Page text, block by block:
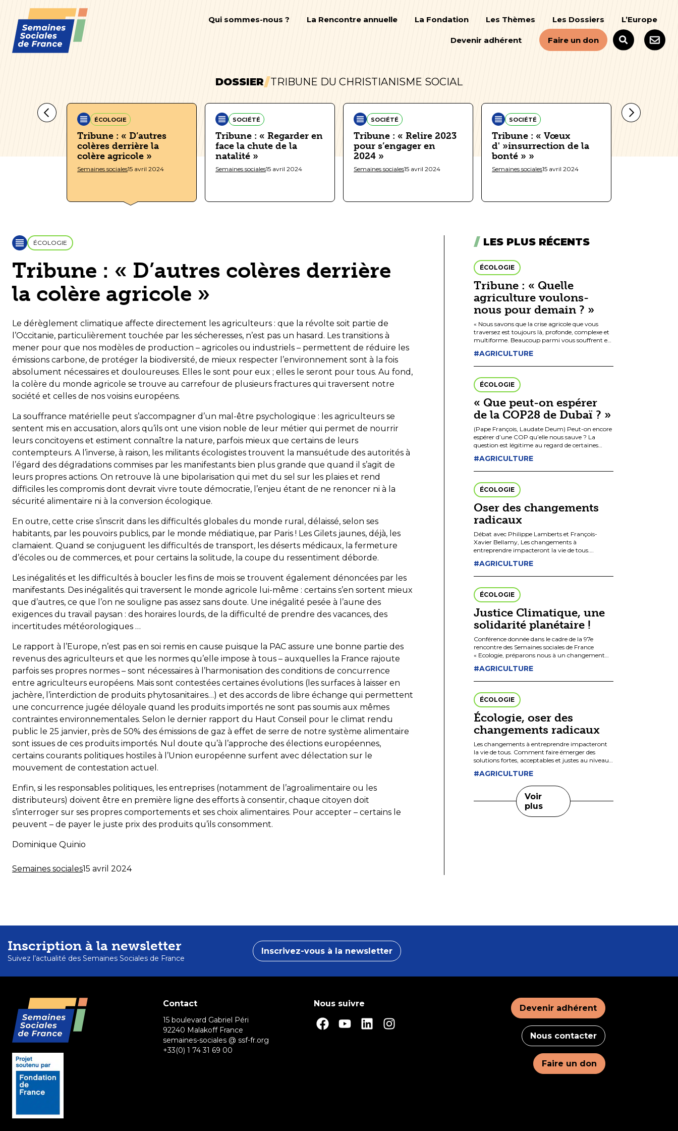
Qui sommes-nous ? La Rencontre annuelle La Fondation Les Thèmes Les Dossiers L’Europe
Devenir adhérent Faire un don
DOSSIER TRIBUNE DU CHRISTIANISME SOCIAL
? »
ÉCOLOGIE
Tribune : « D’autres
colères derrière la
colère agricole »
Semaines sociales15 avril 2024
SOCIÉTÉ
Tribune : « Regarder en
face la chute de la
natalité »
Semaines sociales15 avril 2024
SOCIÉTÉ
Tribune : « Relire 2023
pour s’engager en
2024 »
Semaines sociales15 avril 2024
SOCIÉTÉ
Tribune : « Vœux
d' »insurrection de la
bonté » »
Semaines sociales15 avril 2024
Semaines
ÉCOLOGIE
Tribune : « D’autres colères derrière
la colère agricole »
Le dérèglement climatique affecte directement les agriculteurs : que la révolte soit partie de
l’Occitanie, particulièrement touchée par les sécheresses, n’est pas un hasard. Les transitions à
mener pour que nos modèles de production – agricoles ou industriels – permettent de réduire les
émissions carbone, de protéger la biodiversité, de mieux respecter l’environnement sont à la fois
absolument nécessaires et douloureuses. Elles le sont pour eux ; elles le seront pour tous. Au fond,
la colère du monde agricole se trouve au carrefour de plusieurs fractures qui traversent notre
société et celles de nos voisins européens.
La souffrance matérielle peut s’accompagner d’un mal-être psychologique : les agriculteurs se
sentent mis en accusation, alors qu’ils ont une vision noble de leur métier qui permet de nourrir
leurs concitoyens et estiment connaître la nature, parfois mieux que certains de leurs
contempteurs. A l’inverse, à raison, les militants écologistes trouvent la mansuétude des autorités à
l’égard des dégradations commises par les manifestants bien plus grande que quand il s’agit de
leurs propres actions. On retrouve là une bipolarisation qui met du sel sur les plaies et rend
difficiles les compromis dont devrait vivre toute démocratie, l’enjeu étant de ne renoncer ni à la
sécurité alimentaire ni à la conversion écologique.
En outre, cette crise s’inscrit dans les difficultés globales du monde rural, délaissé, selon ses
habitants, par les pouvoirs publics, par le monde médiatique, par Paris ! Les Gilets jaunes, déjà, les
clamaient. Quand se conjuguent les difficultés de transport, les déserts médicaux, la fermeture
d’écoles ou de commerces, et pour certains la solitude, la coupe du ressentiment déborde.
Les inégalités et les difficultés à boucler les fins de mois se trouvent également dénoncées par les
manifestants. Des inégalités qui traversent le monde agricole lui-même : certains s’en sortent mieux
que d’autres, ce que l’on ne souligne pas assez sans doute. Une inégalité pesée à l’aune des
exigences du travail paysan : des horaires lourds, de la difficulté de prendre des vacances, des
incertitudes météorologiques …
Le rapport à l’Europe, n’est pas en soi remis en cause puisque la PAC assure une bonne partie des
revenus des agriculteurs et que les normes qu’elle impose à tous – auxquelles la France rajoute
parfois ses propres normes – sont nécessaires à l’harmonisation des conditions de concurrence
entre agriculteurs européens. Mais sont contestées certaines évolutions (les surfaces à laisser en
jachère, l’interdiction de produits phytosanitaires…) et des accords de libre échange qui permettent
une concurrence jugée déloyale quand les produits importés ne sont pas soumis aux mêmes
contraintes environnementales. Selon le dernier rapport du Haut Conseil pour le climat rendu
public le 25 janvier, près de 50% des émissions de gaz à effet de serre de notre système alimentaire
sont issues de ces produits importés. Nul doute qu’à l’approche des élections européennes,
certains courants politiques hostiles à l’Union européenne surfent avec délectation sur le
mouvement de contestation actuel.
Enfin, si les responsables politiques, les entreprises (notamment de l’agroalimentaire ou les
distributeurs) doivent être en première ligne des efforts à consentir, chaque citoyen doit
s’interroger sur ses propres comportements et ses choix alimentaires. Pour accepter – certains le
peuvent – de payer le juste prix des produits qu’ils consomment.
Dominique Quinio
Semaines sociales15 avril 2024
LES PLUS RÉCENTS
ÉCOLOGIE
Tribune : « Quelle
agriculture voulons-
nous pour demain ? »
« Nous savons que la crise agricole que vous
traversez est toujours là, profonde, complexe et
multiforme. Beaucoup parmi vous souffrent et
celui du […]
#AGRICULTURE
ÉCOLOGIE
« Que peut-on espérer
de la COP28 de Dubaï ? »
(Pape François, Laudate Deum) Peut-on encore
espérer d’une COP qu’elle nous sauve ? La
question est légitime au regard de certaines
contraignant pour […]
#AGRICULTURE
ÉCOLOGIE
Oser des changements
radicaux
Débat avec Philippe Lamberts et François-
Xavier Bellamy, Les changements à
entreprendre impacteront la vie de tous.
acceptables et justes au niveau européen?
#AGRICULTURE
ÉCOLOGIE
Justice Climatique, une
solidarité planétaire !
Conférence donnée dans le cadre de la 97e
rencontre des Semaines sociales de France
« Ecologie, préparons nous à un changement
Guglielmo Weber, […]
#AGRICULTURE
ÉCOLOGIE
Écologie, oser des
changements radicaux
Les changements à entreprendre impacteront
la vie de tous. Comment faire émerger des
solutions fortes, acceptables et justes au niveau
président du groupe des Verts/Alliance […]
#AGRICULTURE
Voir
plus
Inscription à la newsletter
Suivez l’actualité des Semaines Sociales de France
Inscrivez-vous à la newsletter
Contact
15 boulevard Gabriel Péri
92240 Malakoff France
semaines-sociales @ ssf-fr.org
+33(0) 1 74 31 69 00
Nous suivre Devenir adhérent
Nous contacter
Faire un don